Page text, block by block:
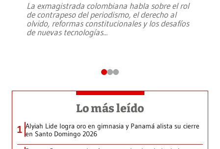
La exmagistrada colombiana habla sobre el rol
de contrapeso del periodismo, el derecho al
olvido, reformas constitucionales y los desafíos
de nuevas tecnologías...
Lo más leído
1 Alyiah Lide logra oro en gimnasia y Panamá alista su cierre
en Santo Domingo 2026